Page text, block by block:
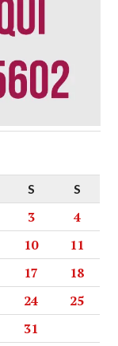
S S
3
4
10
11
17
18
24
25
31